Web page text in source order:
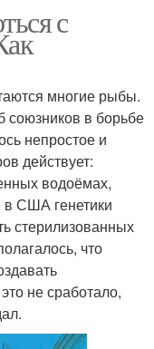
с
многие рыбы.
союзников в борьбе
непростое и
действует:
водоёмах,
США генетики
стерилизованных
что
не сработало,